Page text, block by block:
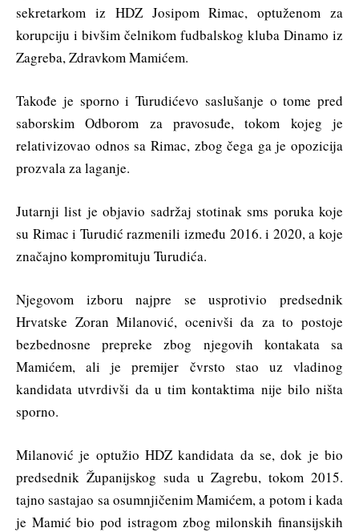
sekretarkom iz HDZ Josipom Rimac, optuženom za
korupciju i bivšim čelnikom fudbalskog kluba Dinamo iz
Zagreba, Zdravkom Mamićem.
Takođe je sporno i Turudićevo saslušanje o tome pred
saborskim Odborom za pravosuđe, tokom kojeg je
relativizovao odnos sa Rimac, zbog čega ga je opozicija
prozvala za laganje.
Jutarnji list je objavio sadržaj stotinak sms poruka koje
su Rimac i Turudić razmenili između 2016. i 2020, a koje
značajno kompromituju Turudića.
Njegovom izboru najpre se usprotivio predsednik
Hrvatske Zoran Milanović, ocenivši da za to postoje
bezbednosne prepreke zbog njegovih kontakata sa
Mamićem, ali je premijer čvrsto stao uz vladinog
kandidata utvrdivši da u tim kontaktima nije bilo ništa
sporno.
Milanović je optužio HDZ kandidata da se, dok je bio
predsednik Županijskog suda u Zagrebu, tokom 2015.
tajno sastajao sa osumnjičenim Mamićem, a potom i kada
je Mamić bio pod istragom zbog milonskih finansijskih